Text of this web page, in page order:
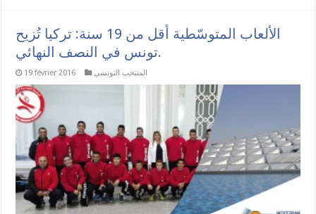
الألعاب المتوسّطية أقل من 19 سنة: تركيا تُزيح
تونس في النصف النهائي.
19 février 2016 المنتخب التونسي